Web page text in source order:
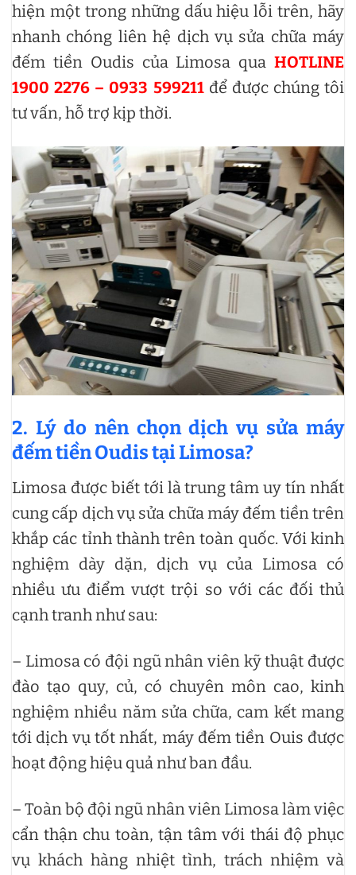
hiện một trong những dấu hiệu lỗi trên, hãy
nhanh chóng liên hệ dịch vụ sửa chữa máy
đếm tiền Oudis của Limosa qua HOTLINE
1900 2276 – 0933 599211để được chúng tôi
tư vấn, hỗ trợ kịp thời.
2. Lý do nên chọn dịch vụ sửa máy
đếm tiền Oudis tại Limosa?
Limosa được biết tới là trung tâm uy tín nhất
cung cấp dịch vụ sửa chữa máy đếm tiền trên
khắp các tỉnh thành trên toàn quốc. Với kinh
nghiệm dày dặn, dịch vụ của Limosa có
nhiều ưu điểm vượt trội so với các đối thủ
cạnh tranh như sau:
– Limosa có đội ngũ nhân viên kỹ thuật được
đào tạo quy, củ, có chuyên môn cao, kinh
nghiệm nhiều năm sửa chữa, cam kết mang
tới dịch vụ tốt nhất, máy đếm tiền Ouis được
hoạt động hiệu quả như ban đầu.
– Toàn bộ đội ngũ nhân viên Limosa làm việc
cẩn thận chu toàn, tận tâm với thái độ phục
vụ khách hàng nhiệt tình, trách nhiệm và